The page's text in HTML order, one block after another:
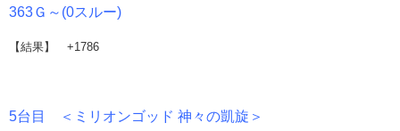
363Ｇ～(0スルー)
【結果】 +1786
5台目 ＜ミリオンゴッド 神々の凱旋＞